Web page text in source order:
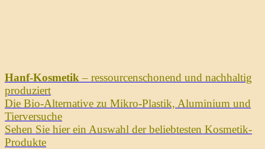
Hanf-Kosmetik – ressourcenschonend und nachhaltig
produziert
Die Bio-Alternative zu Mikro-Plastik, Aluminium und
Tierversuche
Sehen Sie hier ein Auswahl der beliebtesten Kosmetik-
Produkte